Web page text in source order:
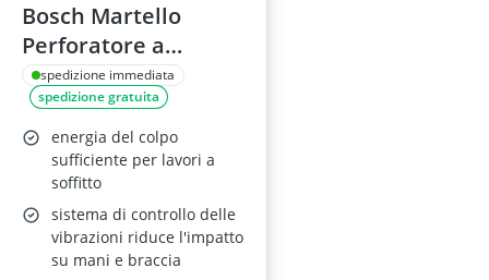
Bosch Martello
Perforatore a
Batteria GBH 18V-22
spedizione immediata
spedizione gratuita
energia del colpo
sufficiente per lavori a
soffitto
sistema di controllo delle
vibrazioni riduce l'impatto
su mani e braccia